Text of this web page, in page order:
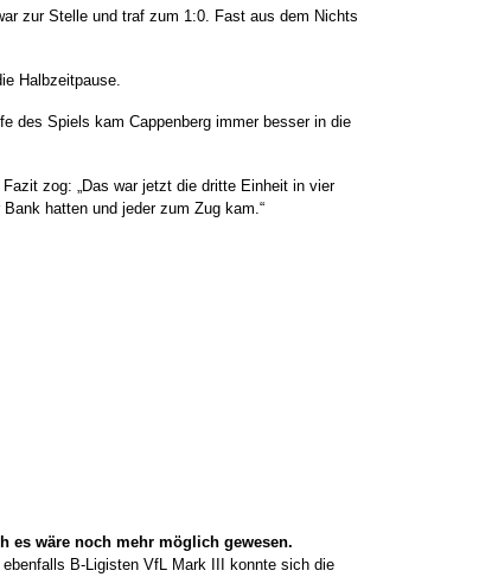
zur Stelle und traf zum 1:0. Fast aus dem Nichts
Halbzeitpause.
des Spiels kam Cappenberg immer besser in die
zog: „Das war jetzt die dritte Einheit in vier
hatten und jeder zum Zug kam.“
es wäre noch mehr möglich gewesen.
B-Ligisten VfL Mark III konnte sich die